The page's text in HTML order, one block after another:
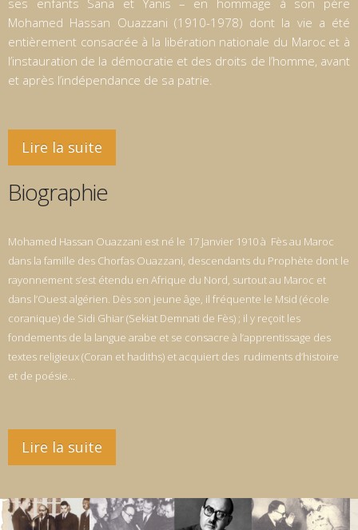
Mohamed Hassan Ouazzani (1910-1978) dont la vie a été
entièrement consacrée à la libération nationale du Maroc et à
l’instauration de la démocratie et des droits de l’homme, avant
et après l’indépendance de sa patrie.
Lire la suite
Biographie
dans la famille des Chorfas Ouazzani, descendants du Prophète dont le
rayonnement s’est étendu en Afrique du Nord, surtout au Maroc et
dans l’Ouest algérien. Dès son jeune âge, il fréquente le Msid (école
coranique) de Sidi Ghiar (Sekiat Demnati de Fès) ; il y reçoit les
fondements de la langue arabe et se consacre à l’apprentissage des
textes religieux (Coran et hadiths) et acquiert des rudiments d’histoire
et de poésie…
Lire la suite